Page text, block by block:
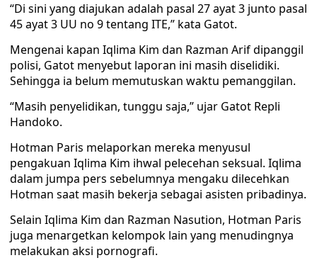
“Di sini yang diajukan adalah pasal 27 ayat 3 junto pasal
45 ayat 3 UU no 9 tentang ITE,” kata Gatot.
Mengenai kapan Iqlima Kim dan Razman Arif dipanggil
polisi, Gatot menyebut laporan ini masih diselidiki.
Sehingga ia belum memutuskan waktu pemanggilan.
“Masih penyelidikan, tunggu saja,” ujar Gatot Repli
Handoko.
Hotman Paris melaporkan mereka menyusul
pengakuan Iqlima Kim ihwal pelecehan seksual. Iqlima
dalam jumpa pers sebelumnya mengaku dilecehkan
Hotman saat masih bekerja sebagai asisten pribadinya.
Selain Iqlima Kim dan Razman Nasution, Hotman Paris
juga menargetkan kelompok lain yang menudingnya
melakukan aksi pornografi.